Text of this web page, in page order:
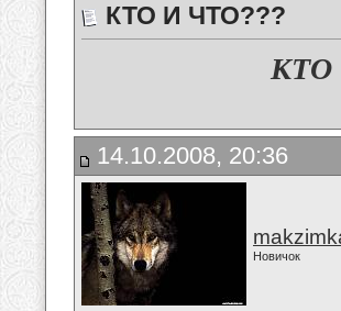
КТО И ЧТО???
14.10.2008, 20:36
Новичок